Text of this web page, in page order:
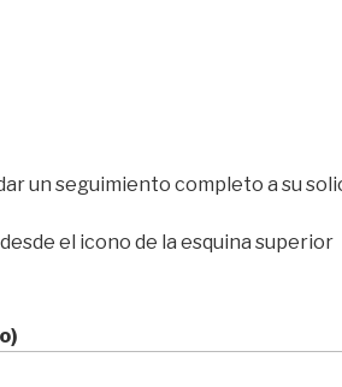
un seguimiento completo a su
el icono de la esquina superior